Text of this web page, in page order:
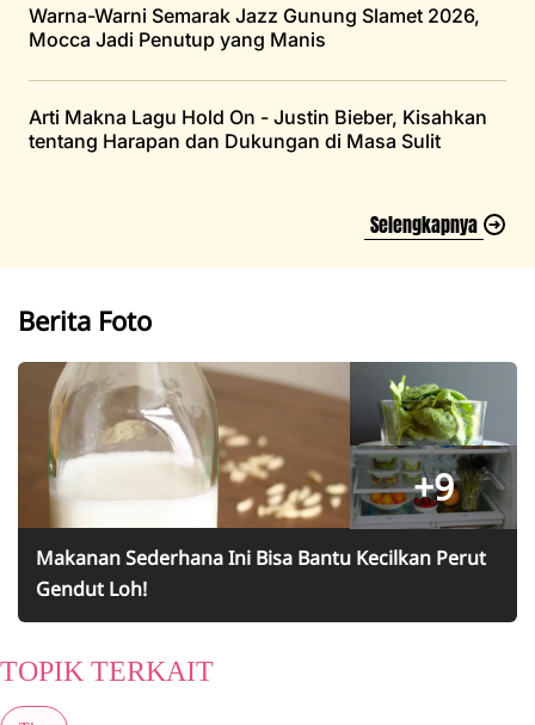
Warna-Warni Semarak Jazz Gunung Slamet 2026,
Mocca Jadi Penutup yang Manis
Arti Makna Lagu Hold On - Justin Bieber, Kisahkan
tentang Harapan dan Dukungan di Masa Sulit
Selengkapnya
Berita Foto
+9
Makanan Sederhana Ini Bisa Bantu Kecilkan Perut
Gendut Loh!
TOPIK TERKAIT